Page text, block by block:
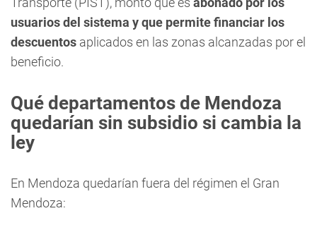
usuarios del sistema y que permite financiar los
descuentos aplicados en las zonas alcanzadas por el
beneficio.
Qué departamentos de Mendoza
quedarían sin subsidio si cambia la
ley
En Mendoza quedarían fuera del régimen el Gran
Mendoza: